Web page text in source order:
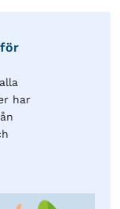
har